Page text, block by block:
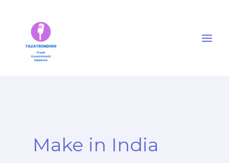
Make in India